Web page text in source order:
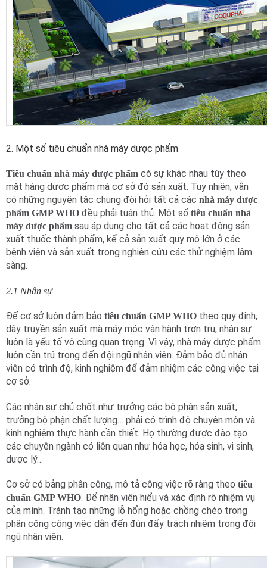
2. Một số tiêu chuẩn nhà máy dược phẩm
Tiêu chuẩn nhà máy dược phẩm có sự khác nhau tùy theo
mặt hàng dược phẩm mà cơ sở đó sản xuất. Tuy nhiên, vẫn
có những nguyên tắc chung đòi hỏi tất cả các nhà máy dược
phẩm GMP WHO đều phải tuân thủ. Một số tiêu chuẩn nhà
máy dược phẩm sau áp dụng cho tất cả các hoạt động sản
xuất thuốc thành phẩm, kể cả sản xuất quy mô lớn ở các
bệnh viện và sản xuất trong nghiên cứu các thử nghiệm lâm
sàng.
2.1 Nhân sự
Để cơ sở luôn đảm bảo tiêu chuẩn GMP WHO theo quy định,
dây truyền sản xuất mà máy móc vận hành trơn tru, nhân sự
luôn là yếu tố vô cùng quan trọng. Vì vậy, nhà máy dược phẩm
luôn cần trú trọng đến đội ngũ nhân viên. Đảm bảo đủ nhân
viên có trình độ, kinh nghiệm để đảm nhiệm các công việc tại
cơ sở.
Các nhân sự chủ chốt như trưởng các bộ phận sản xuất,
trưởng bộ phận chất lượng… phải có trình độ chuyên môn và
kinh nghiệm thực hành cần thiết. Họ thường được đào tạo
các chuyên ngành có liên quan như hóa học, hóa sinh, vi sinh,
dược lý…
Cơ sở có bảng phân công, mô tả công việc rõ ràng theo tiêu
chuẩn GMP WHO. Để nhân viên hiểu và xác định rõ nhiệm vụ
của mình. Tránh tạo những lỗ hổng hoặc chồng chéo trong
phân công công việc dẫn đến đùn đẩy trách nhiệm trong đội
ngũ nhân viên.